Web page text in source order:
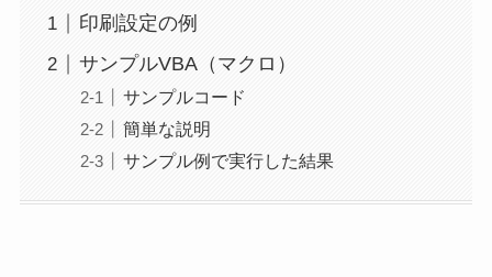
印刷設定の例
サンプルVBA（マクロ）
サンプルコード
簡単な説明
サンプル例で実行した結果